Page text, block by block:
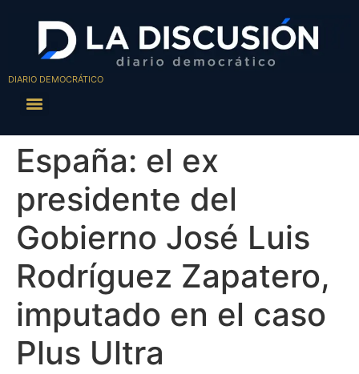
DIARIO DEMOCRÁTICO
España: el ex
presidente del
Gobierno José Luis
Rodríguez Zapatero,
imputado en el caso
Plus Ultra